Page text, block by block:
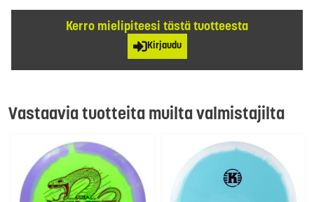
Kerro mielipiteesi tästä tuotteesta
Kirjaudu
Vastaavia tuotteita muilta valmistajilta